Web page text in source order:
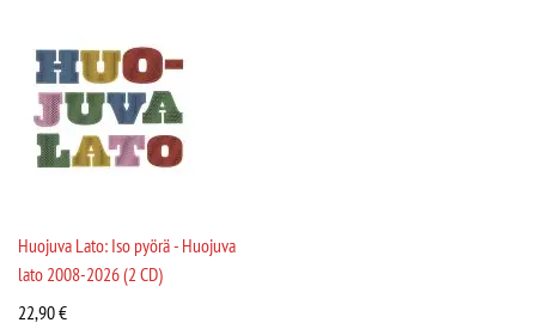
Huojuva Lato: Iso pyörä - Huojuva
lato 2008-2026 (2 CD)
22,90€